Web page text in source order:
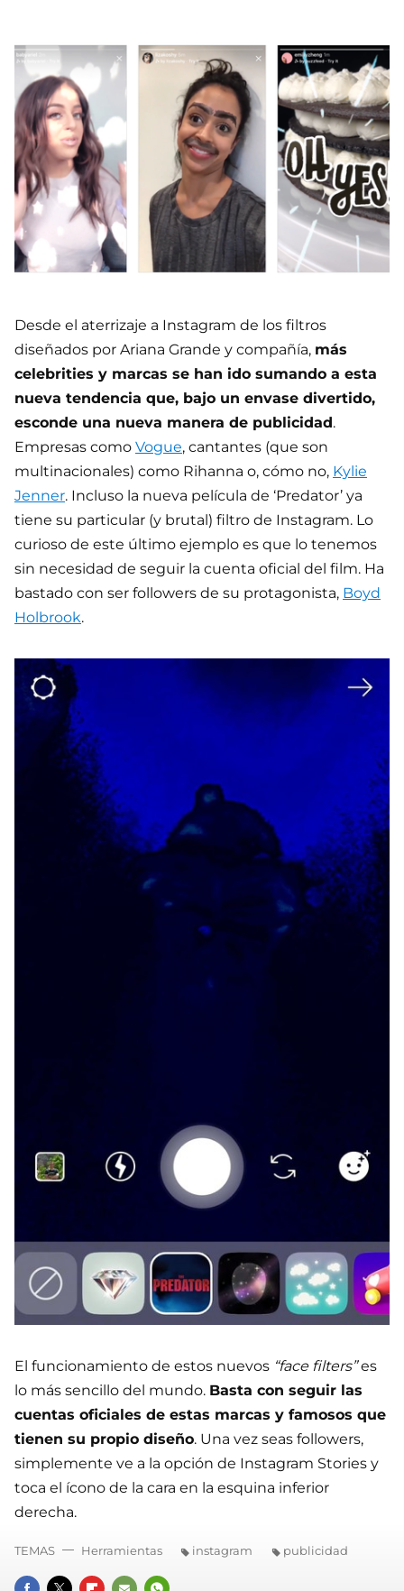
Desde el aterrizaje a Instagram de los filtros
diseñados por Ariana Grande y compañía, más
celebrities y marcas se han ido sumando a esta
nueva tendencia que, bajo un envase divertido,
esconde una nueva manera de publicidad.
Empresas como Vogue, cantantes (que son
multinacionales) como Rihanna o, cómo no, Kylie
Jenner. Incluso la nueva película de ‘Predator’ ya
tiene su particular (y brutal) filtro de Instagram. Lo
curioso de este último ejemplo es que lo tenemos
sin necesidad de seguir la cuenta oficial del film. Ha
bastado con ser followers de su protagonista, Boyd
Holbrook.
El funcionamiento de estos nuevos “face filters”es
lo más sencillo del mundo. Basta con seguir las
cuentas oficiales de estas marcas y famosos que
tienen su propio diseño. Una vez seas followers,
simplemente ve a la opción de Instagram Stories y
toca el ícono de la cara en la esquina inferior
derecha.
TEMAS Herramientas instagram publicidad